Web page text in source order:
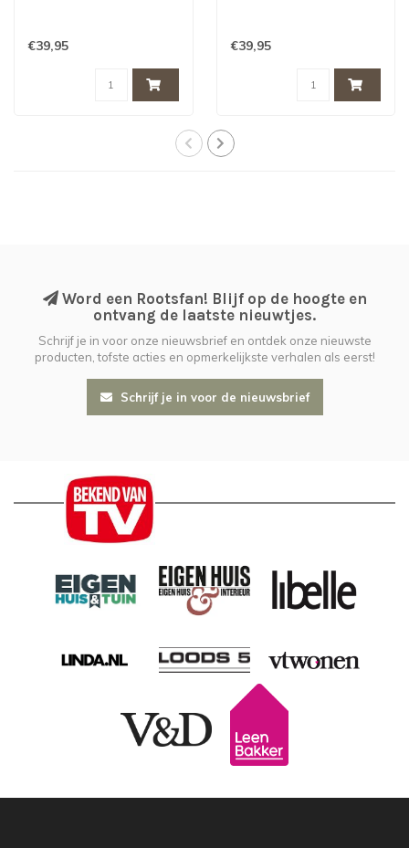
€39,95 €39,95
Word een Rootsfan! Blijf op de hoogte en
ontvang de laatste nieuwtjes.
Schrijf je in voor onze nieuwsbrief en ontdek onze nieuwste
producten, tofste acties en opmerkelijkste verhalen als eerst!
Schrijf je in voor de nieuwsbrief